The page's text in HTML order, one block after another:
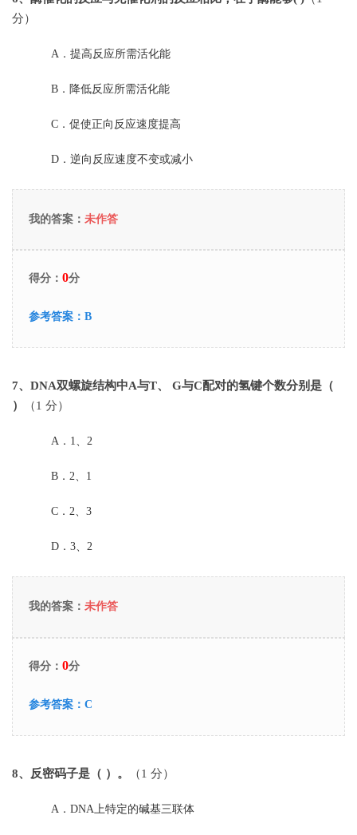
分）
A． 提高反应所需活化能
B． 降低反应所需活化能
C． 促使正向反应速度提高
D． 逆向反应速度不变或减小
我的答案： 未作答
得分： 0分
参考答案： B
7、DNA双螺旋结构中A与T、 G与C配对的氢键个数分别是（
）
（1 分）
A． 1、2
B． 2、1
C． 2、3
D． 3、2
我的答案： 未作答
得分： 0分
参考答案： C
8、反密码子是（ ）。 （1 分）
A． DNA上特定的碱基三联体